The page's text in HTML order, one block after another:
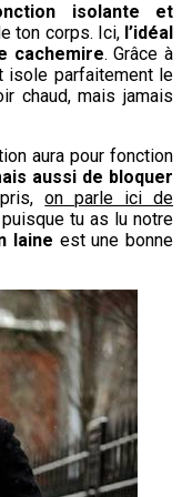
isolante et
ton corps. Ici, l’idéal
cachemire. Grâce à
isole parfaitement le
chaud, mais jamais
aura pour fonction
aussi de bloquer
on parle ici de
tu as lu notre
laine est une bonne